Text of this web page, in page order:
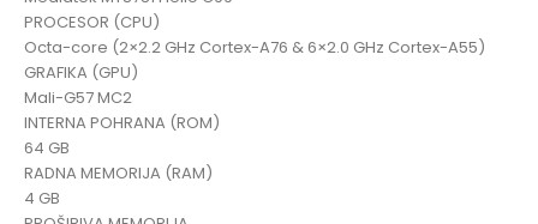
PROCESOR (CPU)
Octa-core (2×2.2 GHz Cortex-A76 & 6×2.0 GHz Cortex-A55)
GRAFIKA (GPU)
Mali-G57 MC2
INTERNA POHRANA (ROM)
64 GB
RADNA MEMORIJA (RAM)
4 GB